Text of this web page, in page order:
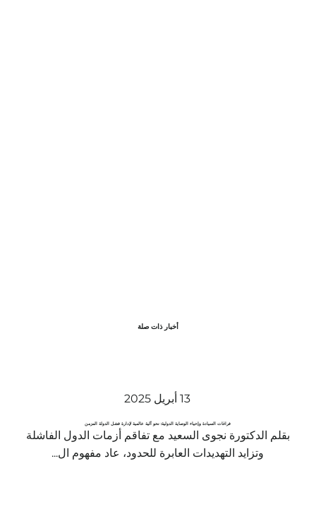
أخبار ذات صلة
13 أبريل 2025
فراغات السيادة وإحياء الوصاية الدولية: نحو آلية عالمية لإدارة فشل الدولة المزمن
بقلم الدكتورة نجوى السعيد مع تفاقم أزمات الدول الفاشلة
وتزايد التهديدات العابرة للحدود، عاد مفهوم ال...